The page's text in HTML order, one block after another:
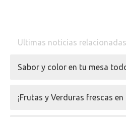
Ultimas noticias relacionadas
Sabor y color en tu mesa
¡Frutas y Verduras frescas